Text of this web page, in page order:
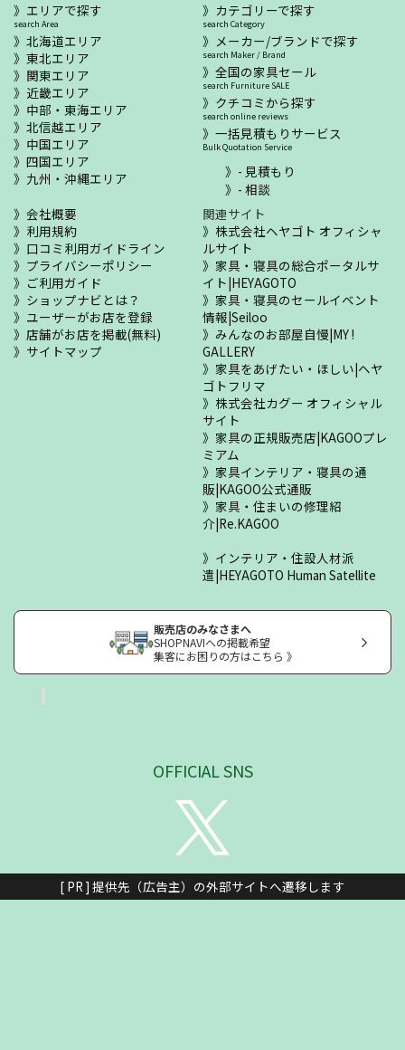
エリアで探す
search Area
北海道エリア
東北エリア
関東エリア
近畿エリア
中部・東海エリア
北信越エリア
中国エリア
四国エリア
九州・沖縄エリア
カテゴリーで探す
search Category
メーカー/ブランドで探す
search Maker / Brand
全国の家具セール
search Furniture SALE
クチコミから探す
search online reviews
一括見積もりサービス
Bulk Quotation Service
- 見積もり
- 相談
会社概要
利用規約
口コミ利用ガイドライン
プライバシーポリシー
ご利用ガイド
ショップナビとは？
ユーザーがお店を登録
店舗がお店を掲載(無料)
サイトマップ
関連サイト
株式会社ヘヤゴト オフィシャ
ルサイト
家具・寝具の総合ポータルサ
イト|HEYAGOTO
家具・寝具のセールイベント
情報|Seiloo
みんなのお部屋自慢|MY !
GALLERY
家具をあげたい・ほしい|ヘヤ
ゴトフリマ
株式会社カグー オフィシャル
サイト
家具の正規販売店|KAGOOプレ
ミアム
家具インテリア・寝具の通
販|KAGOO公式通販
家具・住まいの修理紹
介|Re.KAGOO
インテリア・住設人材派
遣|HEYAGOTO Human Satellite
販売店のみなさまへ
SHOPNAVIへの掲載希望
集客にお困りの方はこちら 》
OFFICIAL SNS
[ PR ] 提供先（広告主）の外部サイトへ遷移します